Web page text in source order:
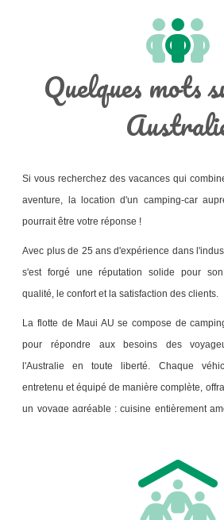
Quelques mots
Si vous recherchez des vacances qui
aventure, la location d'un camping-car
pourrait être votre réponse !
Avec plus de 25 ans d'expérience dans
s'est forgé une réputation solide pour
qualité, le confort et la satisfaction des clients.
La flotte de Maui AU se compose de
pour répondre aux besoins des
l'Australie en toute liberté. Chaque
entretenu et équipé de manière complète,
un voyage agréable : cuisine entièrement
Chez Maui AU, l’expérience client est au
Le personnel amical et professionnel est